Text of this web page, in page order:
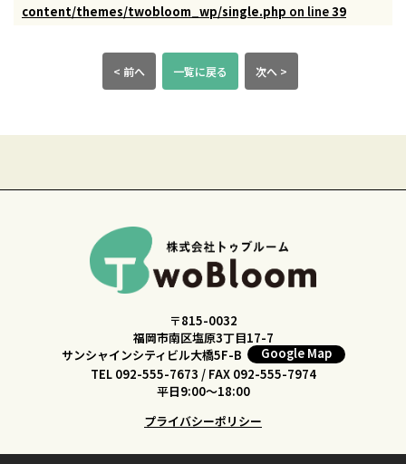
content/themes/twobloom_wp/single.php on line39
< 前へ 一覧に戻る 次へ >
〒815-0032
福岡市南区塩原3丁目17-7
サンシャインシティビル大橋5F-B
Google Map
TEL 092-555-7673 / FAX 092-555-7974
平日9:00〜18:00
プライバシーポリシー